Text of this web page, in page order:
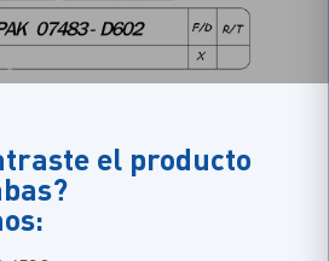
el producto